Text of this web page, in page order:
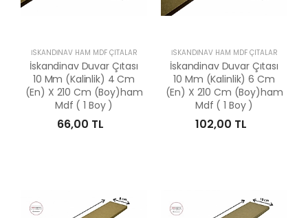
İSKANDİNAV HAM MDF ÇITALAR
İskandinav Duvar Çıtası
10 Mm (Kalinlik) 4 Cm
(En) X 210 Cm (Boy)ham
Mdf ( 1 Boy )
66,00 TL
İSKANDİNAV HAM MDF ÇITALAR
İskandinav Duvar Çıtası
10 Mm (Kalinlik) 6 Cm
(En) X 210 Cm (Boy)ham
Mdf ( 1 Boy )
102,00 TL